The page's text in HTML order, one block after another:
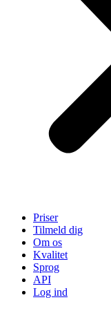
Priser
Tilmeld dig
Om os
Kvalitet
Sprog
API
Log ind